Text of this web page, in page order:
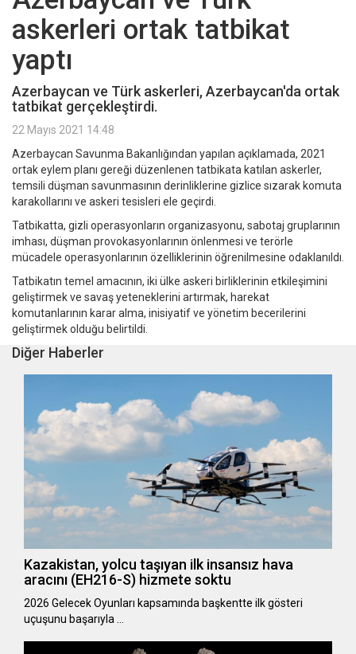
askerleri ortak tatbikat
yaptı
Azerbaycan ve Türk askerleri, Azerbaycan'da ortak
tatbikat gerçekleştirdi.
22 Mayıs 2021 14:48
Azerbaycan Savunma Bakanlığından yapılan açıklamada, 2021
ortak eylem planı gereği düzenlenen tatbikata katılan askerler,
temsili düşman savunmasının derinliklerine gizlice sızarak komuta
karakollarını ve askeri tesisleri ele geçirdi.
Tatbikatta, gizli operasyonların organizasyonu, sabotaj gruplarının
imhası, düşman provokasyonlarının önlenmesi ve terörle
mücadele operasyonlarının özelliklerinin öğrenilmesine odaklanıldı.
Tatbikatın temel amacının, iki ülke askeri birliklerinin etkileşimini
geliştirmek ve savaş yeteneklerini artırmak, harekat
komutanlarının karar alma, inisiyatif ve yönetim becerilerini
geliştirmek olduğu belirtildi.
Diğer Haberler
Kazakistan, yolcu taşıyan ilk insansız hava
aracını (EH216-S) hizmete soktu
2026 Gelecek Oyunları kapsamında başkentte ilk gösteri
uçuşunu başarıyla …